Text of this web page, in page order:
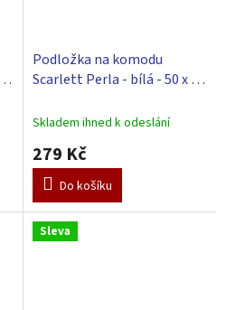
Podložka na komodu
Scarlett Perla - bílá - 50 x 72
Skladem ihned k odeslání
279 Kč
Do košíku
Sleva